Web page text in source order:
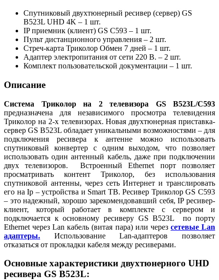
Спутниковый двухтюнерный ресивер (сервер) GS
B523L UHD 4K – 1 шт.
IP приемник (клиент) GS C593 – 1 шт.
Пульт дистанционного управления – 2 шт.
Стреч-карта Триколор Обмен 7 дней – 1 шт.
Адаптер электропитания от сети 220 В. – 2 шт.
Комплект пользовательской документации – 1 шт.
Описание
Система Триколор на 2 телевизора GS B523L/C593
предназначена для независимого просмотра телевидения
Триколор на 2-х телевизорах. Новая двухтюнерная приставка-
сервер GS B523L обладает уникальными возможностями – для
подключения ресивера к антенне можно использовать
спутниковый конвертер с одним выходом, что позволяет
использовать один антенный кабель, даже при подключении
двух телевизоров. Встроенный Ethernet порт позволяет
просматривать контент Триколор, без использования
спутниковой антенны, через сеть Интернет и транслировать
его на Ip – устройства и Smart ТВ. Ресивер Триколор GS C593
– это надежный, хорошо зарекомендовавший себя, IP ресивер-
клиент, который работает в комплекте с сервером и
подключается к основному ресиверу GS B523L по порту
Ethernet через Lan кабель (витая пара) или через сетевые Lan
адаптеры. Использование Lan-адаптеров позволяет
отказаться от прокладки кабеля между ресиверами.
Основные характеристики двухтюнерного UHD
ресивера GS B523L: